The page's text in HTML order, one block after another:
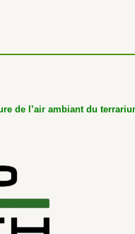
de l’air ambiant du